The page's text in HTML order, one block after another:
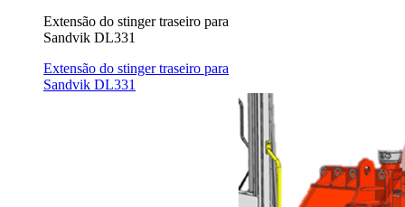
Extensão do stinger traseiro para
Sandvik DL331
Extensão do stinger traseiro para
Sandvik DL331